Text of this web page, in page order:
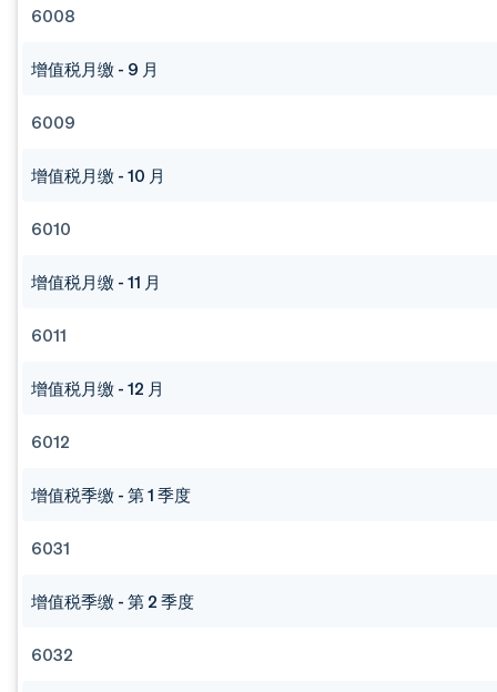
6008
增值税月缴 - 9 月
6009
增值税月缴 - 10 月
6010
增值税月缴 - 11 月
6011
增值税月缴 - 12 月
6012
增值税季缴 - 第 1 季度
6031
增值税季缴 - 第 2 季度
6032